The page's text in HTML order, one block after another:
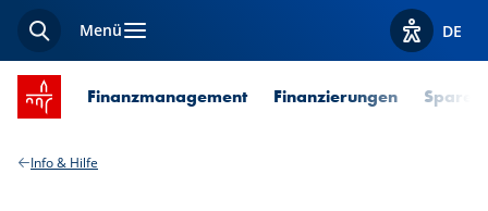
SucheMenü Optionen
DE
Startseite SPUERKEESS
Finanzmanagement Finanzierungen Sparen
Info & Hilfe